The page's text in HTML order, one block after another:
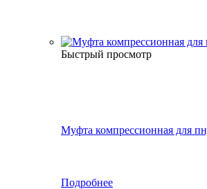
Быстрый просмотр
Муфта компрессионная для
Подробнее